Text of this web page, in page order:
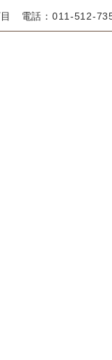
電話：011-512-